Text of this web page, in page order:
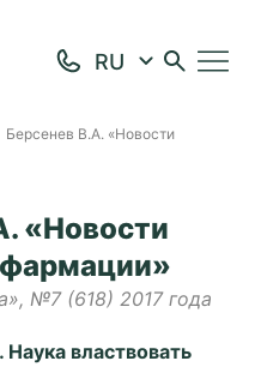
Берсенев В.А. «Новости
«Новости
№7 (618) 2017 года
Наука властвовать